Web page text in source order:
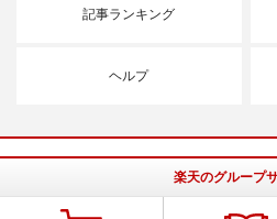
記事ランキング
ヘルプ
楽天のグループ